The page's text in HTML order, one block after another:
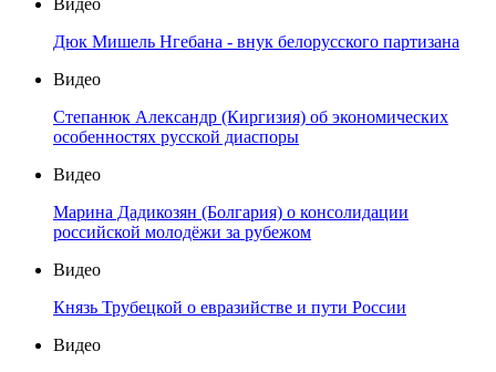
Видео
Дюк Мишель Нгебана - внук белорусского партизана
Видео
Степанюк Александр (Киргизия) об экономических
особенностях русской диаспоры
Видео
Марина Дадикозян (Болгария) о консолидации
российской молодёжи за рубежом
Видео
Князь Трубецкой о евразийстве и пути России
Видео